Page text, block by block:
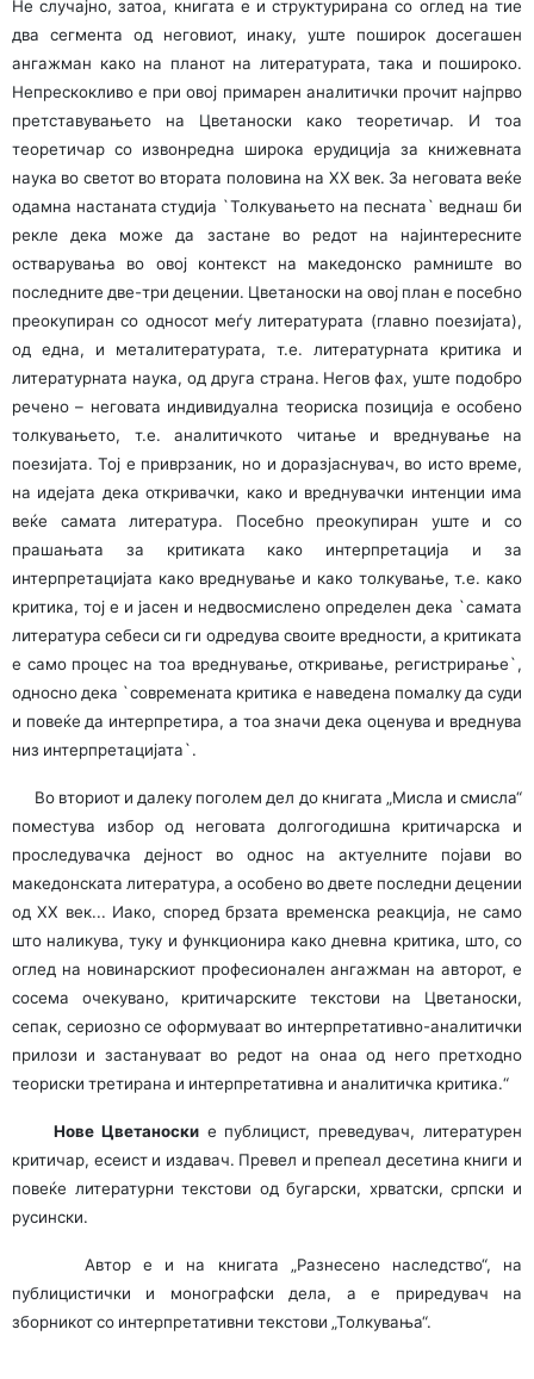
Не случајно, затоа, книгата е и структурирана со оглед на тие
два сегмента од неговиот, инаку, уште поширок досегашен
ангажман како на планот на литературата, така и пошироко.
Непрескок­ли­во е при овој примарен аналитички прочит најпрво
претставувањето на Цветаноски како теоретичар. И тоа
теоретичар со извонредна широка ерудиција за книжев­ната
наука во светот во втората половина на ХХ век. За неговата веќе
одамна настаната студија `Толку­ва­њето на песната` веднаш би
рекле дека може да застане во редот на најинтересните
остварувања во овој контекст на македонско рамниште во
последните две-три деце­нии. Цветаноски на овој план е посебно
преоку­пиран со односот меѓу литера­ту­рата (главно поезијата),
од една, и металитературата, т.е. литера­тур­ната критика и
литера­тур­ната наука, од друга страна. Негов фах, уште подобро
речено – неговата индиви­дуална теориска позиција е особено
толкувањето, т.е. анали­тичкото читање и вредну­вање на
поезијата. Тој е приврзаник, но и доразјаснувач, во исто време,
на идејата дека откри­вач­ки, како и вреднувачки интенции има
веќе самата литература. Посебно преокупиран уште и со
прашањата за критиката како интерпретација и за
интерпретацијата како вреднување и како толкување, т.е. како
критика, тој е и јасен и недво­смислено определен дека `самата
литература себеси си ги одредува своите вредности, а критиката
е само процес на тоа вреднување, откривање, регистрирање`,
односно дека `совре­ме­ната критика е наведена помалку да суди
и повеќе да интерпретира, а тоа значи дека оценува и вреднува
низ интерпретацијата`.
Во вториот и далеку поголем дел до книгата „Мисла и смисла“
поместува избор од неговата долгогодишна критичарска и
проследувачка дејност во однос на актуелните појави во
македонската литература, а особено во двете последни децении
од ХХ век... Иако, според брзата временска реакција, не само
што наликува, туку и функционира како дневна критика, што, со
оглед на новинарскиот професионален ангажман на авторот, е
сосема очекувано, критичарските текстови на Цветаноски,
сепак, сериозно се оформуваат во интерпретативно-аналитички
прилози и застануваат во редот на онаа од него претходно
теориски третирана и интерпретативна и аналитичка критика.“
Нове Цветаноские публицист, преведувач, литературен
критичар, есеист и издавач. Превел и препеал десетина книги и
повеќе литературни текстови од бугарски, хрватски, српски и
русински.
Автор е и на книгата „Разнесено наследство“, на
публицистички и монографски дела, а е приредувач на
зборникот со интерпретативни текстови „Толкувања“.